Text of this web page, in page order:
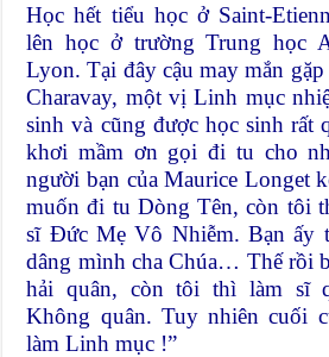
Học hết tiểu học ở Saint-
lên học ở trường Trung học
Lyon. Tại đây cậu may mắn
Charavay, một vị Linh mục
sinh và cũng được học sinh rất
khơi mầm ơn gọi đi tu cho
người bạn của Maurice Longet
muốn đi tu Dòng Tên, còn tôi
sĩ Đức Mẹ Vô Nhiễm. Bạn ấy
dâng mình cha Chúa… Thế rồi
hải quân, còn tôi thì làm sĩ
Không quân. Tuy nhiên cuối
làm Linh mục !”